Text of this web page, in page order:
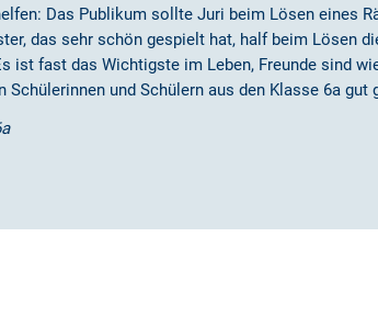
Das Publikum sollte Juri beim Lösen eines
das sehr schön gespielt hat, half beim Lösen
ist fast das Wichtigste im Leben, Freunde sind
und Schülern aus den Klasse 6a gut